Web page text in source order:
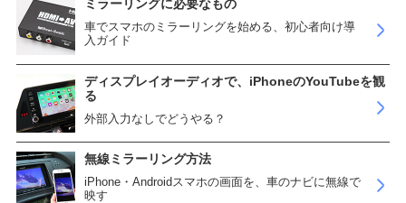
ミラーリングに必要なもの
車でスマホのミラーリングを始める、初心者向け導
入ガイド
ディスプレイオーディオで、iPhoneのYouTubeを観
る
外部入力なしでどうやる？
無線ミラーリング方法
iPhone・Androidスマホの画面を、車のナビに無線で
映す